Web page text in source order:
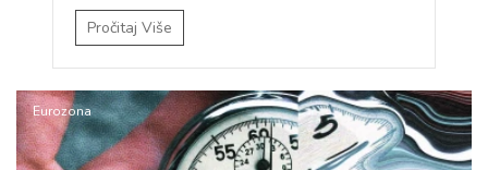
Pročitaj Više
Eurozona